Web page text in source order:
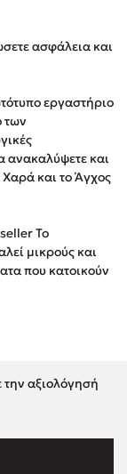
ασφάλεια και
εργαστήριο
των
ανακαλύψετε και
και το Άγχος
Το
μικρούς και
που κατοικούν
την αξιολόγησή